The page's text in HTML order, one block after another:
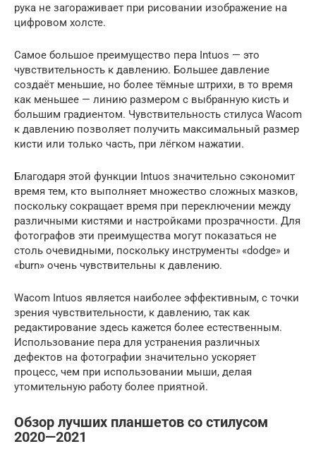
рука не загораживает при рисовании изображение на
цифровом холсте.
Самое большое преимущество пера Intuos — это
чувствительность к давлению. Большее давление
создаёт меньшие, но более тёмные штрихи, в то время
как меньшее — линию размером с выбранную кисть и
большим градиентом. Чувствительность стилуса Wacom
к давлению позволяет получить максимальный размер
кисти или только часть, при лёгком нажатии.
Благодаря этой функции Intuos значительно сэкономит
время тем, кто выполняет множество сложных мазков,
поскольку сокращает время при переключении между
различными кистями и настройками прозрачности. Для
фотографов эти преимущества могут показаться не
столь очевидными, поскольку инструменты «dodge» и
«burn» очень чувствительны к давлению.
Wacom Intuos является наиболее эффективным, с точки
зрения чувствительности, к давлению, так как
редактирование здесь кажется более естественным.
Использование пера для устранения различных
дефектов на фотографии значительно ускоряет
процесс, чем при использовании мыши, делая
утомительную работу более приятной.
Обзор лучших планшетов со стилусом
2020—2021